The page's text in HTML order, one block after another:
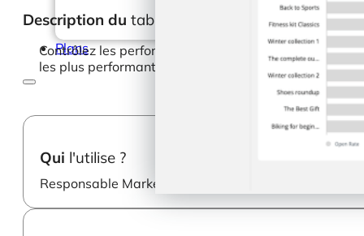
Plans
Description du tableau de bord
Contrôlez les performances de vos e-mails
les plus performantes et celles qui doivent être
Qui l'utilise ?
Responsable Marketing